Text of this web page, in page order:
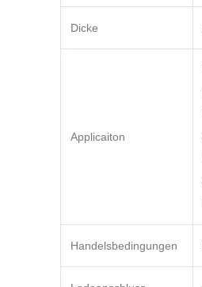
Dicke
Applicaiton
Handelsbedingungen